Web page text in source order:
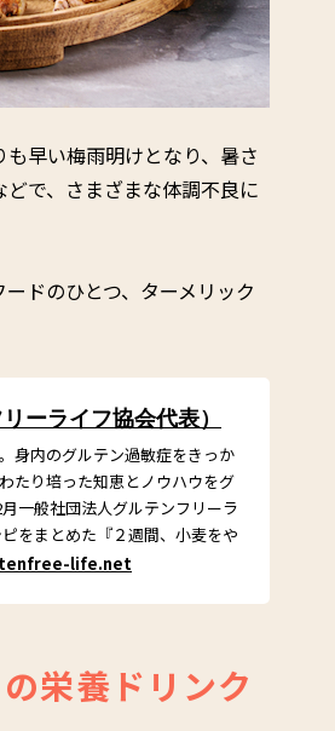
早い梅雨明けとなり、暑さ
で、さまざまな体調不良に
ドのひとつ、ターメリック
ーライフ協会代表）
身内のグルテン過敏症をきっか
たり培った知恵とノウハウをグ
一般社団法人グルテンフリーラ
をまとめた『２週間、小麦をや
life.net
栄養ドリンク